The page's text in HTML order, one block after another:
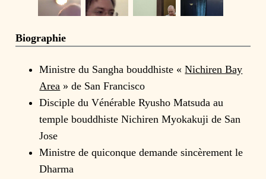
Biographie
Ministre du Sangha bouddhiste «Nichiren Bay
Area » de San Francisco
Disciple du Vénérable Ryusho Matsuda au
temple bouddhiste Nichiren Myokakuji de San
Jose
Ministre de quiconque demande sincèrement le
Dharma